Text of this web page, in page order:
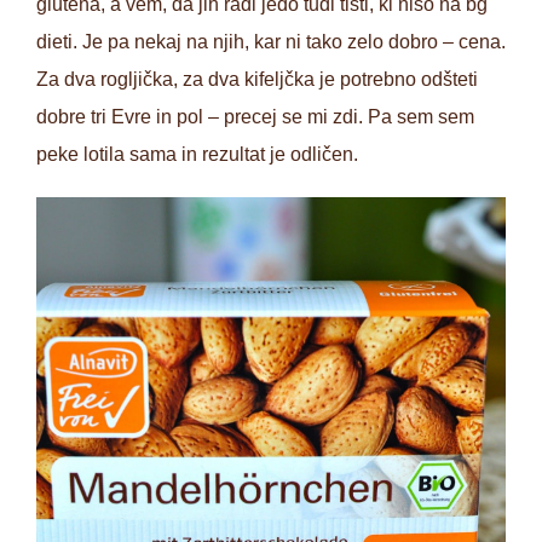
glutena, a vem, da jih radi jedo tudi tisti, ki niso na bg
dieti. Je pa nekaj na njih, kar ni tako zelo dobro – cena.
Za dva rogljička, za dva kifeljčka je potrebno odšteti
dobre tri Evre in pol – precej se mi zdi. Pa sem sem
peke lotila sama in rezultat je odličen.